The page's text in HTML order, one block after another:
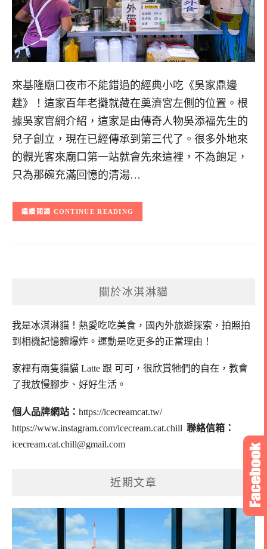
來基隆廟口夜市不能錯過的經典小吃《吳家鼎邊
趖》！這家百年老攤就藏在奠濟宮左側的位置。根
據吳家官網介紹，這家是由傳奇人物吳添福先生的
兒子創立，現在已經傳承到第三代了。很多外地來
的觀光客來廟口第一站就會先來這裡，不為飽足，
只為那碗充滿回憶的清湯…
CONTINUE READING
關於冰淇淋貓
我是冰淇淋貓！ 熱愛吃吃美食，國內外旅遊探索，拍照拍
到相機記憶體爆炸。 運動是吃更多的正當理由！
家裡有兩隻貓貓 Latte 跟 可可， 很欣賞牠們的自在，教會
了我放慢腳步、好好生活。
個人品牌網站： https://icecreamcat.tw/
https://www.instagram.com/icecream.cat.chill 聯絡信箱：
icecream.cat.chill@gmail.com
近期文章